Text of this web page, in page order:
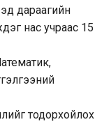
дараагийн
нас учраас 15
тодорхойлох